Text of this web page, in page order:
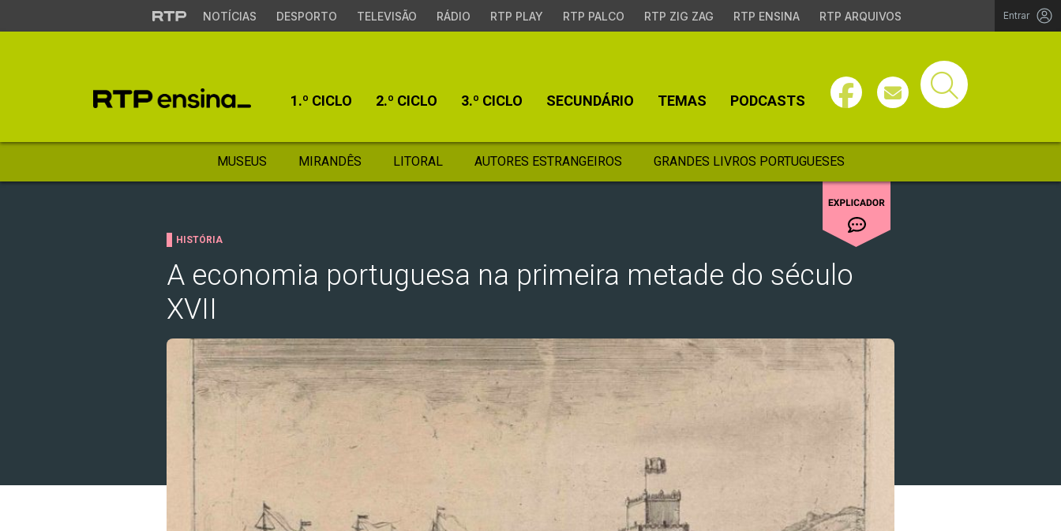
NOTÍCIAS DESPORTO TELEVISÃO RÁDIO RTP PLAY RTP PALCO RTP ZIG ZAG RTP ENSINA RTP ARQUIVOS Entrar
1.º CICLO 2.º CICLO 3.º CICLO SECUNDÁRIO TEMAS PODCASTS
MUSEUS MIRANDÊS LITORAL AUTORES ESTRANGEIROS GRANDES LIVROS PORTUGUESES
HISTÓRIA
A economia portuguesa na primeira metade do século
XVII